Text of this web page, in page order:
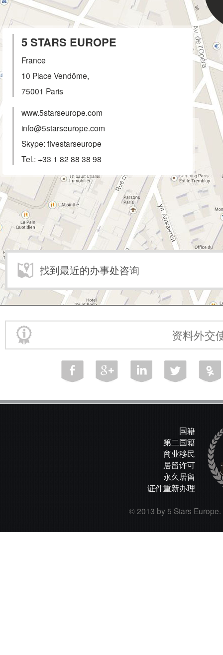
5 STARS EUROPE
France
10 Place Vendôme,
75001 Paris
www.5starseurope.com
info@5starseurope.com
Skype: fivestarseurope
Tel.: +33 1 82 88 38 98
找到最近的办事处咨询
资料外交
国籍
第二国籍
商业移民
居留许可
永久居留
证件重新办理
© 2013 by 5 Stars